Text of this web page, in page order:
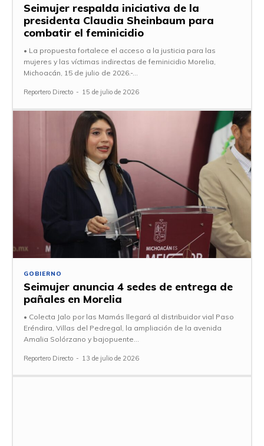
Seimujer respalda iniciativa de la
presidenta Claudia Sheinbaum para
combatir el feminicidio
• La propuesta fortalece el acceso a la justicia para las
mujeres y las víctimas indirectas de feminicidio Morelia,
Michoacán, 15 de julio de 2026.-...
Reportero Directo - 15 de julio de 2026
GOBIERNO
Seimujer anuncia 4 sedes de entrega de
pañales en Morelia
• Colecta Jalo por las Mamás llegará al distribuidor vial Paso
Eréndira, Villas del Pedregal, la ampliación de la avenida
Amalia Solórzano y bajopuente...
Reportero Directo - 13 de julio de 2026